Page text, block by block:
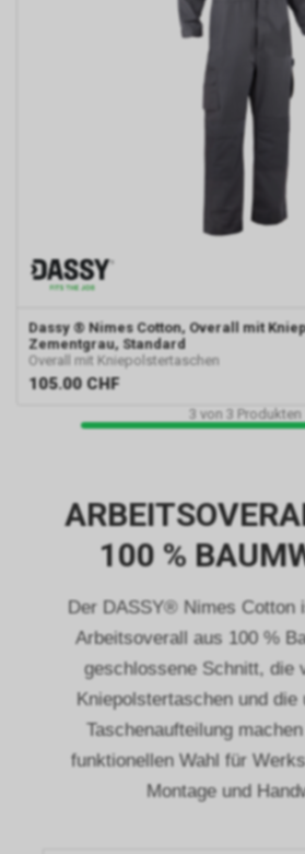
Dassy ® Nimes Cotton, Overall mit
Zementgrau, Standard
Overall mit Kniepolstertaschen
105.00 CHF
3 von 3 Produkten
100 %
Der DASSY® Nimes Cotton
Arbeitsoverall aus 100 %
geschlossene Schnitt, die
Kniepolstertaschen und die
Taschenaufteilung
funktionellen Wahl für
Montage und